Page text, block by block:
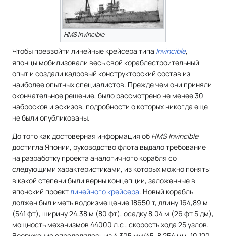
HMS Invincible
Чтобы превзойти линейные крейсера типа Invincible,
японцы мобилизовали весь свой кораблестроительный
опыт и создали кадровый конструкторский состав из
наиболее опытных специалистов. Прежде чем они приняли
окончательное решение, было рассмотрено не менее 30
набросков и эскизов, подробности о которых никогда еще
не были опубликованы.
До того как достоверная информация об HMS Invincible
достигла Японии, руководство флота выдало требование
на разработку проекта аналогичного корабля со
следующими характеристиками, из которых можно понять:
в какой степени были верны концепции, заложенные в
японский проектлинейного крейсера. Новый корабль
должен был иметь водоизмещение 18650 т, длину 164,89 м
(541 фт), ширину 24,38 м (80 фт), осадку 8,04 м (26 фт 5 дм),
мощность механизмов 44000 л.с , скорость хода 25 узлов.